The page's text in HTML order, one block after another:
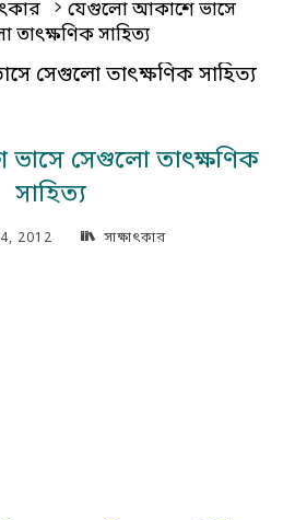
যেগুলো আকাশে ভাসে
তাৎক্ষণিক সাহিত্য
সেগুলো তাৎক্ষণিক
সাহিত্য
2012 সাক্ষাৎকার